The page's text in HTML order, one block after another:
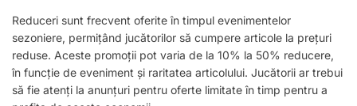
Reduceri sunt frecvent oferite în timpul evenimentelor
sezoniere, permițând jucătorilor să cumpere articole la prețuri
reduse. Aceste promoții pot varia de la 10% la 50% reducere,
în funcție de eveniment și raritatea articolului. Jucătorii ar trebui
să fie atenți la anunțuri pentru oferte limitate în timp pentru a